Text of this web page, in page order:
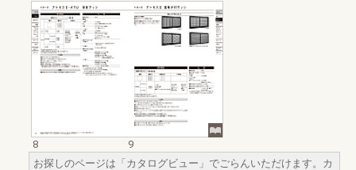
8
9
お探しのページは「カタログビュー」でごらんいただけます。カ